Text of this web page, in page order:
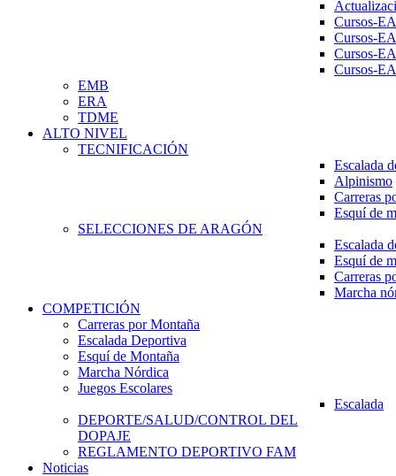
Cursos-
Cursos-
Cursos-
Cursos-
EMB
ERA
TDME
ALTO NIVEL
TECNIFICACIÓN
Escalada
Alpinismo
Carreras
Esquí de
SELECCIONES DE ARAGÓN
Escalada
Esquí de
Carreras
Marcha
COMPETICIÓN
Carreras por Montaña
Escalada Deportiva
Esquí de Montaña
Marcha Nórdica
Juegos Escolares
Escalada
DEPORTE/SALUD/CONTROL DEL
DOPAJE
REGLAMENTO DEPORTIVO FAM
Noticias